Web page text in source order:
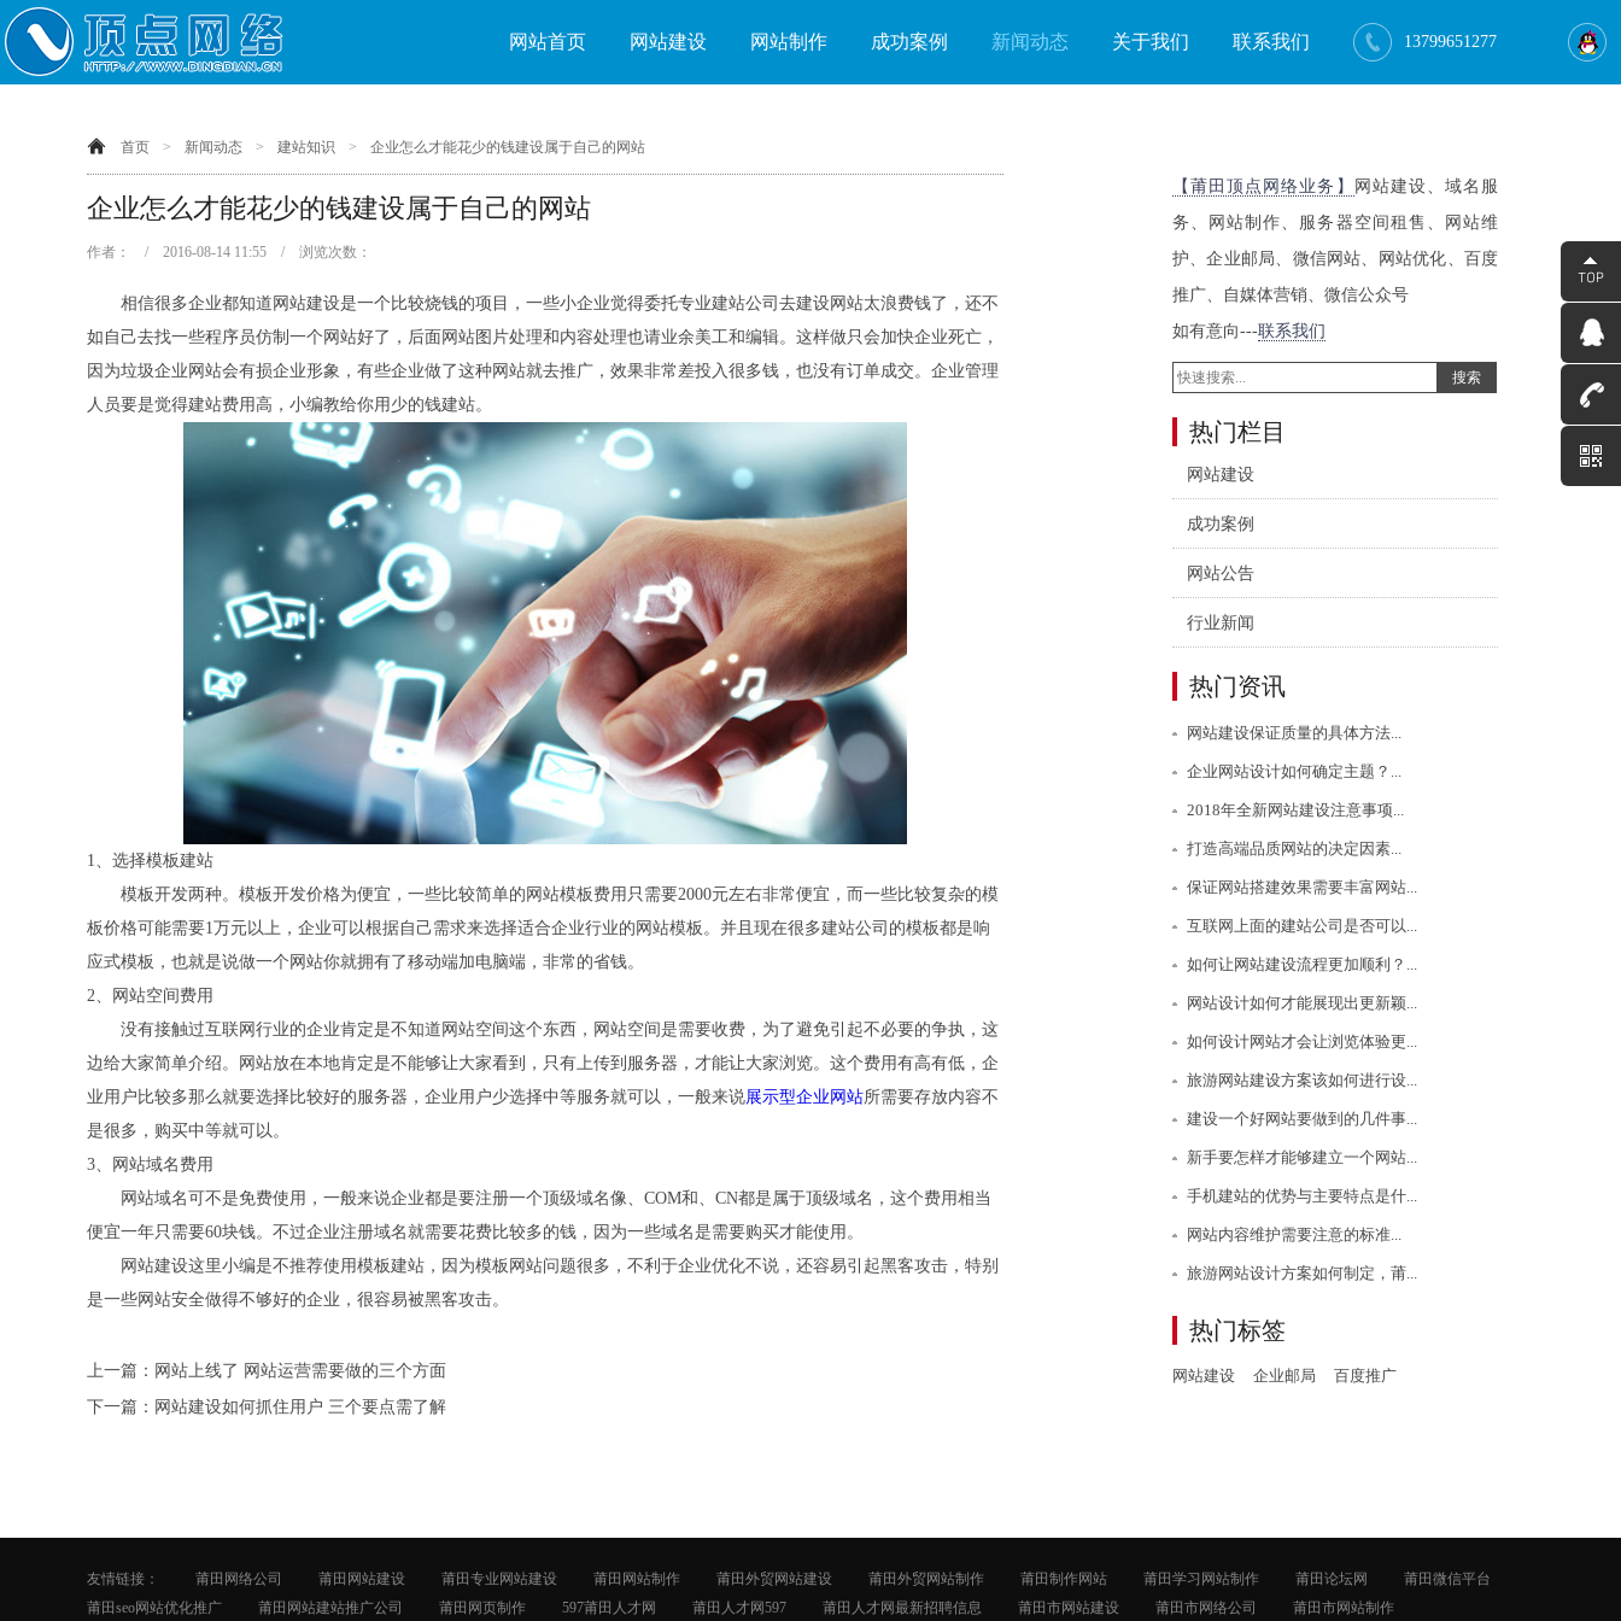
网站首页 网站建设 网站制作 成功案例 新闻动态 关于我们 联系我们 13799651277
首页 > 新闻动态 > 建站知识 > 企业怎么才能花少的钱建设属于自己的网站
企业怎么才能花少的钱建设属于自己的网站
作者： / 2016-08-14 11:55 / 浏览次数：
相信很多企业都知道网站建设是一个比较烧钱的项目，一些小企业觉得委托专业建站公司去建设网站太浪费钱了，还不
如自己去找一些程序员仿制一个网站好了，后面网站图片处理和内容处理也请业余美工和编辑。这样做只会加快企业死亡，
因为垃圾企业网站会有损企业形象，有些企业做了这种网站就去推广，效果非常差投入很多钱，也没有订单成交。企业管理
人员要是觉得建站费用高，小编教给你用少的钱建站。
1、选择模板建站
模板开发两种。模板开发价格为便宜，一些比较简单的网站模板费用只需要2000元左右非常便宜，而一些比较复杂的模
板价格可能需要1万元以上，企业可以根据自己需求来选择适合企业行业的网站模板。并且现在很多建站公司的模板都是响
应式模板，也就是说做一个网站你就拥有了移动端加电脑端，非常的省钱。
2、网站空间费用
没有接触过互联网行业的企业肯定是不知道网站空间这个东西，网站空间是需要收费，为了避免引起不必要的争执，这
边给大家简单介绍。网站放在本地肯定是不能够让大家看到，只有上传到服务器，才能让大家浏览。这个费用有高有低，企
业用户比较多那么就要选择比较好的服务器，企业用户少选择中等服务就可以，一般来说展示型企业网站所需要存放内容不
是很多，购买中等就可以。
3、网站域名费用
网站域名可不是免费使用，一般来说企业都是要注册一个顶级域名像、COM和、CN都是属于顶级域名，这个费用相当
便宜一年只需要60块钱。不过企业注册域名就需要花费比较多的钱，因为一些域名是需要购买才能使用。
网站建设这里小编是不推荐使用模板建站，因为模板网站问题很多，不利于企业优化不说，还容易引起黑客攻击，特别
是一些网站安全做得不够好的企业，很容易被黑客攻击。
上一篇： 网站上线了 网站运营需要做的三个方面
下一篇： 网站建设如何抓住用户 三个要点需了解
【莆田顶点网络业务】
网站建设、域名服
务、网站制作、服务器空间租售、网站维
护、企业邮局、微信网站、网站优化、百度
推广、自媒体营销、微信公众号
如有意向---联系我们
搜索
热门栏目
网站建设
成功案例
网站公告
行业新闻
热门资讯
网站建设保证质量的具体方法...
企业网站设计如何确定主题？...
2018年全新网站建设注意事项...
打造高端品质网站的决定因素...
保证网站搭建效果需要丰富网站...
互联网上面的建站公司是否可以...
如何让网站建设流程更加顺利？...
网站设计如何才能展现出更新颖...
如何设计网站才会让浏览体验更...
旅游网站建设方案该如何进行设...
建设一个好网站要做到的几件事...
新手要怎样才能够建立一个网站...
手机建站的优势与主要特点是什...
网站内容维护需要注意的标准...
旅游网站设计方案如何制定，莆...
热门标签
网站建设 企业邮局 百度推广
友情链接： 莆田网络公司 莆田网站建设 莆田专业网站建设 莆田网站制作 莆田外贸网站建设 莆田外贸网站制作 莆田制作网站 莆田学习网站制作 莆田论坛网
莆田微信平台
莆田seo网站优化推广
莆田网站建站推广公司 莆田网页制作 597莆田人才网 莆田人才网597 莆田人才网最新招聘信息 莆田市网站建设 莆田市网络公司 莆田市网站制作